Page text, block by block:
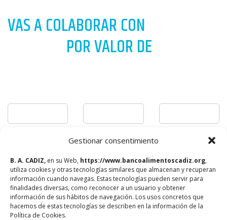
Gestionar consentimiento
B. A. CADIZ, en su Web, https://www.bancoalimentoscadiz.org,
utiliza cookies y otras tecnologías similares que almacenan y recuperan
información cuando navegas. Estas tecnologías pueden servir para
finalidades diversas, como reconocer a un usuario y obtener
información de sus hábitos de navegación. Los usos concretos que
hacemos de estas tecnologías se describen en la información de la
Política de Cookies.
VAS A COLABORAR CON
POR VALOR DE
Al colaborar con nuestras cestas solidarias (10€, 20€ y 25€), tu
aportación apoya tanto la compra de alimentos nutritivos como el
mantenimiento de nuestra labor esencial para llegar a las familias
de Cádiz.